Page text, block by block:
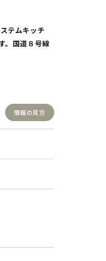
テムキッチ
。国道８号線
情報の見方